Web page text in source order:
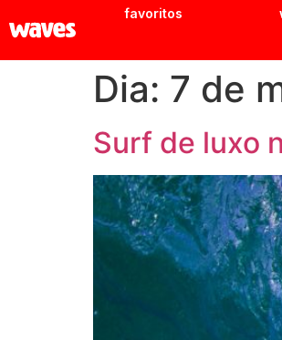
favoritos
Dia: 7 de
Surf de luxo